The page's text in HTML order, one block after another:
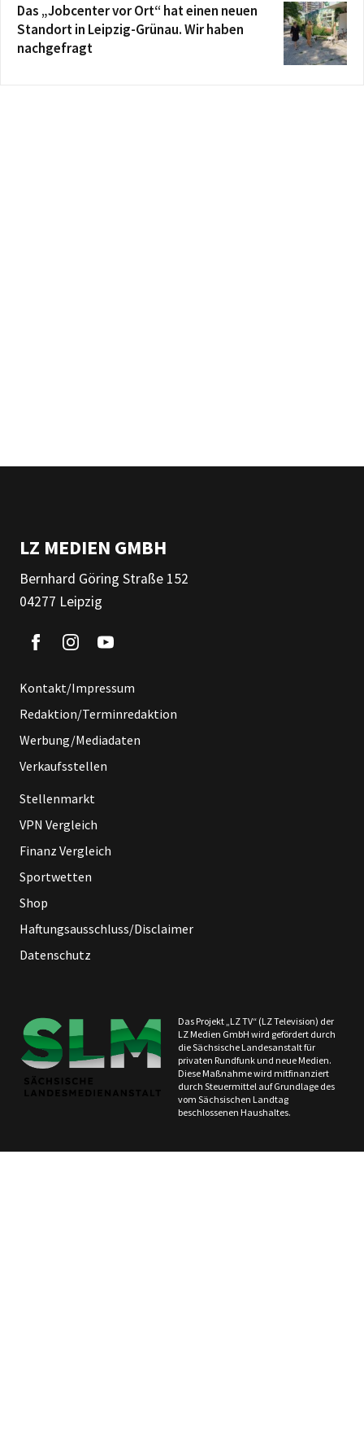
Das „Jobcenter vor Ort“ hat einen neuen
Standort in Leipzig-Grünau. Wir haben
nachgefragt
LZ MEDIEN GMBH
Bernhard Göring Straße 152
04277 Leipzig
Kontakt/Impressum
Redaktion/Terminredaktion
Werbung/Mediadaten
Verkaufsstellen
Stellenmarkt
VPN Vergleich
Finanz Vergleich
Sportwetten
Shop
Haftungsausschluss/Disclaimer
Datenschutz
Das Projekt „LZ TV“ (LZ Television) der
LZ Medien GmbH wird gefördert durch
die Sächsische Landesanstalt für
privaten Rundfunk und neue Medien.
Diese Maßnahme wird mitfinanziert
durch Steuermittel auf Grundlage des
vom Sächsischen Landtag
beschlossenen Haushaltes.